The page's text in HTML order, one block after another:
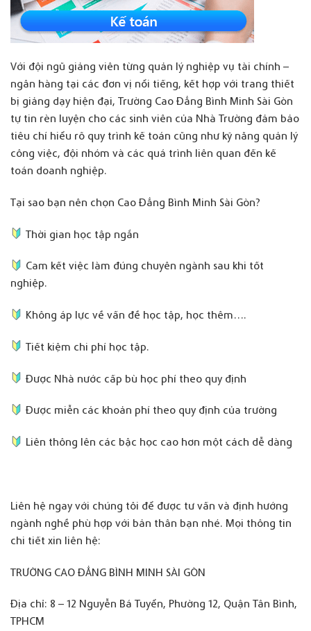
Với đội ngũ giảng viên từng quản lý nghiệp vụ tài chính –
ngân hàng tại các đơn vị nổi tiếng, kết hợp với trang thiết
bị giảng dạy hiện đại, Trường Cao Đẳng Bình Minh Sài Gòn
tự tin rèn luyện cho các sinh viên của Nhà Trường đảm bảo
tiêu chí hiểu rõ quy trình kế toán cũng như kỹ năng quản lý
công việc, đội nhóm và các quá trình liên quan đến kế
toán doanh nghiệp.
Tại sao bạn nên chọn Cao Đẳng Bình Minh Sài Gòn?
Thời gian học tập ngắn
Cam kết việc làm đúng chuyên ngành sau khi tốt
nghiệp.
Không áp lực về vấn đề học tập, học thêm….
Tiết kiệm chi phí học tập.
Được Nhà nước cấp bù học phí theo quy định
Được miễn các khoản phí theo quy định của trường
Liên thông lên các bậc học cao hơn một cách dễ dàng
Liên hệ ngay với chúng tôi để được tư vấn và định hướng
ngành nghề phù hợp với bản thân bạn nhé. Mọi thông tin
chi tiết xin liên hệ:
TRƯỜNG CAO ĐẲNG BÌNH MINH SÀI GÒN
Địa chỉ: 8 – 12 Nguyễn Bá Tuyển, Phường 12, Quận Tân Bình,
TPHCM